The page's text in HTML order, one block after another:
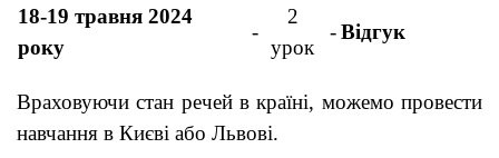
18-19 травня 2024
року
-
2
урок
-Відгук
Враховуючи стан речей в країні, можемо провести
навчання в Києві або Львові.